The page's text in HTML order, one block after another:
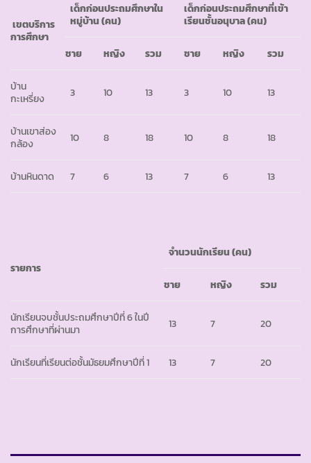
เขตบริการ
การศึกษา
เด็กก่อนประถมศึกษาใน
หมู่บ้าน(คน)
เด็กก่อนประถมศึกษาที่เข้า
เรียนชั้นอนุบาล(คน)
ชาย หญิง รวม ชาย หญิง รวม
บ้าน
กะเหรี่ยง
3 10 13 3 10 13
บ้านเขาส่อง
กล้อง
10 8 18 10 8 18
บ้านหินดาด 7 6 13 7 6 13
รายการ
จำนวนนักเรียน(คน)
ชาย หญิง รวม
นักเรียนจบชั้นประถมศึกษาปีที่ 6 ในปี
การศึกษาที่ผ่านมา
13 7 20
นักเรียนที่เรียนต่อชั้นมัธยมศึกษาปีที่ 1 13 7 20